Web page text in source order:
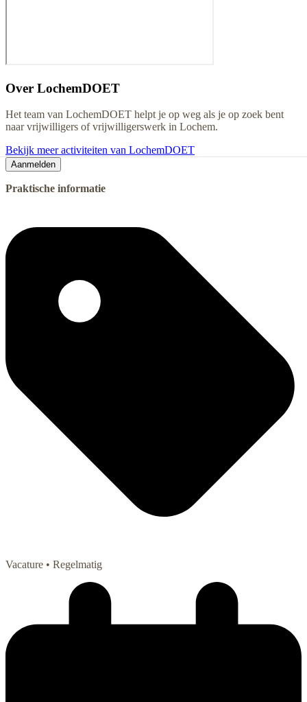
Over LochemDOET
Het team van LochemDOET helpt je op weg als je op zoek bent
naar vrijwilligers of vrijwilligerswerk in Lochem.
Bekijk meer activiteiten van LochemDOET
Aanmelden
Praktische informatie
Vacature • Regelmatig